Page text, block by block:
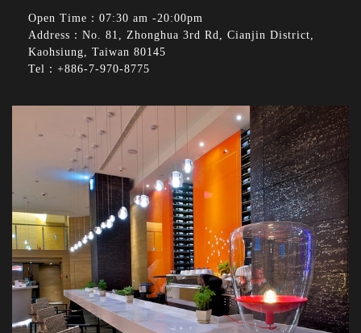
Open Time：07:30 am -20:00pm
Address：No. 81, Zhonghua 3rd Rd, Cianjin District,
Kaohsiung, Taiwan 80145
Tel：+886-7-970-8775